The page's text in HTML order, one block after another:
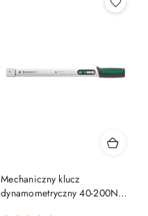
Mechaniczny klucz
dynamometryczny 40-200Nm